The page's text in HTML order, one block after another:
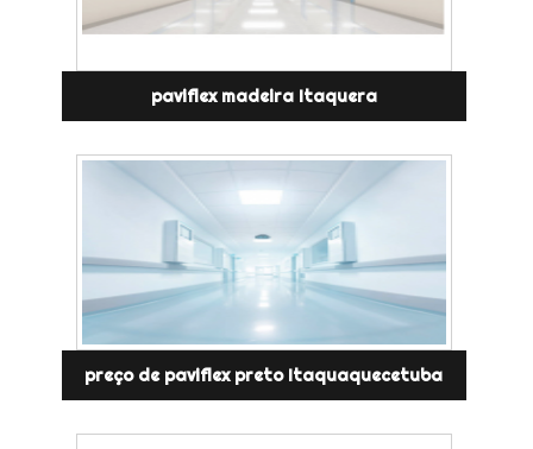
paviflex madeira Itaquera
preço de paviflex preto Itaquaquecetuba